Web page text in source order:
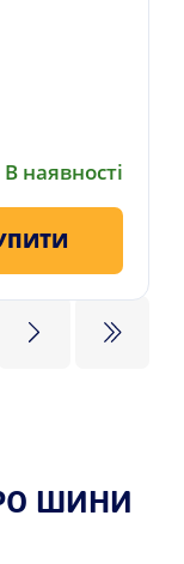
В наявності
ШИНИ